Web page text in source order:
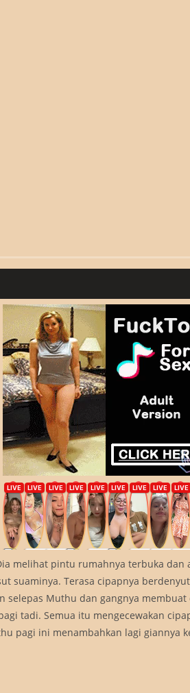
melihat pintu rumahnya terbuka dan
suaminya. Terasa cipapnya
selepas Muthu dan gangnya
tadi. Semua itu mengecewakan
pagi ini menambahkan lagi giannya